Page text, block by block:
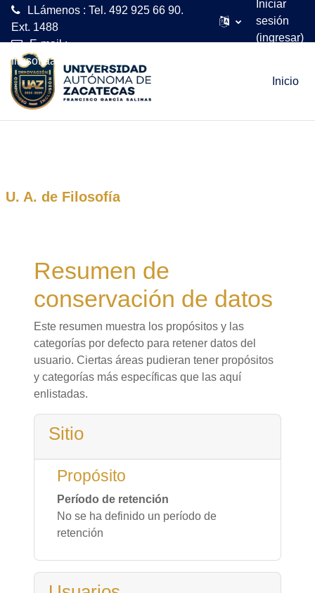
LLámenos : Tel. 492 925 66 90.
Ext. 1488
E-mail :
filosofiaadistancia@uaz.edu.mx
Iniciar
sesión
(ingresar)
Inicio
U. A. de Filosofía
Resumen de
conservación de datos
Este resumen muestra los propósitos y las
categorías por defecto para retener datos del
usuario. Ciertas áreas pudieran tener propósitos
y categorías más específicas que las aquí
enlistadas.
Sitio
Propósito
Período de retención
No se ha definido un período de
retención